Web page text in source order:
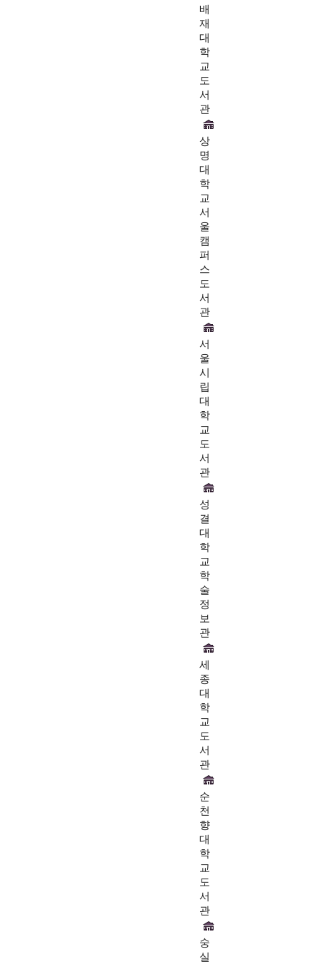
배
재
대
학
교
도
서
관
상
명
대
학
교
서
울
캠
퍼
스
도
서
관
서
울
시
립
대
학
교
도
서
관
성
결
대
학
교
학
술
정
보
관
세
종
대
학
교
도
서
관
순
천
향
대
학
교
도
서
관
숭
실